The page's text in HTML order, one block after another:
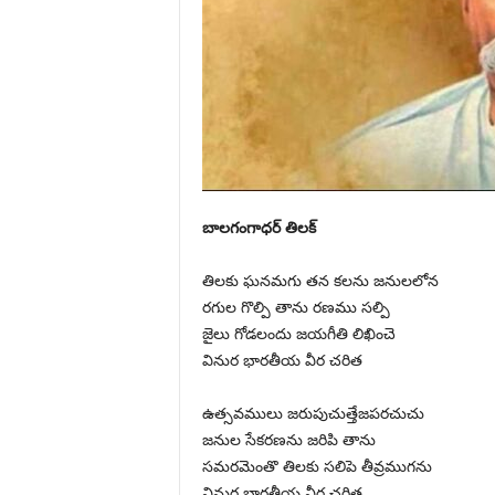
బాలగంగాధర్ తిలక్
తిలకు ఘనమగు తన కలను జనులలోన
రగుల గొల్పి తాను రణము సల్పి
జైలు గోడలందు జయగీతి లిఖించె
వినుర భారతీయ వీర చరిత
ఉత్సవములు జరుపుచుత్తేజపరచుచు
జనుల సేకరణను జరిపి తాను
సమరమెంతొ తిలకు సలిపె తీవ్రముగను